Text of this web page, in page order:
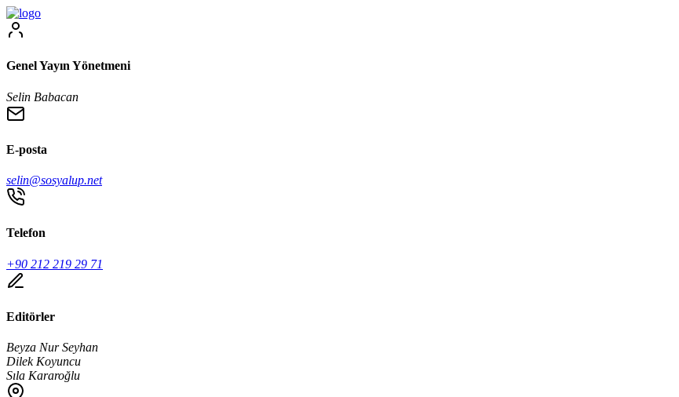
Genel Yayın Yönetmeni
Selin Babacan
E-posta
selin@sosyalup.net
Telefon
+90 212 219 29 71
Editörler
Beyza Nur Seyhan
Dilek Koyuncu
Sıla Kararoğlu